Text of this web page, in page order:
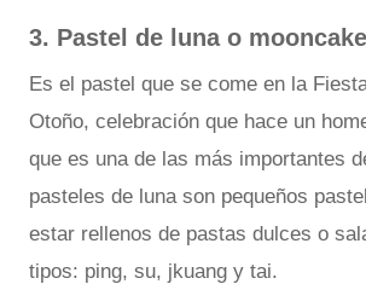
3. Pastel de luna o
Es el pastel que se come en la
Otoño, celebración que hace un
que es una de las más importantes
pasteles de luna son pequeños
estar rellenos de pastas dulces o
tipos: ping, su, jkuang y tai.